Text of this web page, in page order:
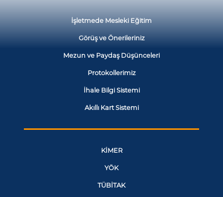
İşletmede Mesleki Eğitim
Görüş ve Önerileriniz
Mezun ve Paydaş Düşünceleri
Protokollerimiz
İhale Bilgi Sistemi
Akıllı Kart Sistemi
KİMER
YÖK
TÜBİTAK